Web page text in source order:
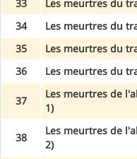
33
Les meurtres du
34
Les meurtres du
35
Les meurtres du
36
Les meurtres du
37
Les meurtres de
1)
38
Les meurtres de
2)